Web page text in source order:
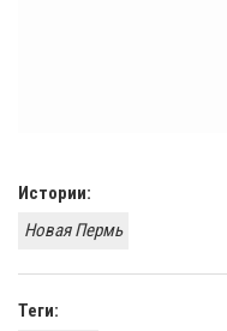
Истории:
Новая Пермь
Теги: